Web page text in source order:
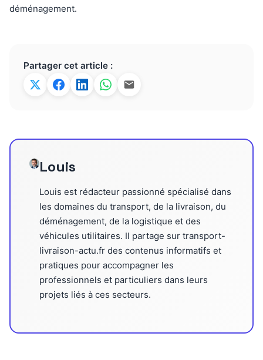
déménagement.
Partager cet article :
Louis
Louis est rédacteur passionné spécialisé dans
les domaines du transport, de la livraison, du
déménagement, de la logistique et des
véhicules utilitaires. Il partage sur transport-
livraison-actu.fr des contenus informatifs et
pratiques pour accompagner les
professionnels et particuliers dans leurs
projets liés à ces secteurs.